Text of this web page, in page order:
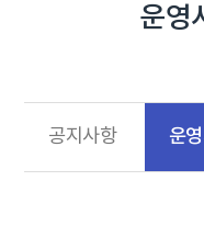
운영
공지사항 운